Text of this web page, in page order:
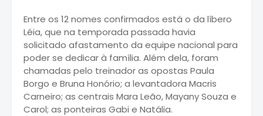
Entre os 12 nomes confirmados está o da líbero
Léia, que na temporada passada havia
solicitado afastamento da equipe nacional para
poder se dedicar à família. Além dela, foram
chamadas pelo treinador as opostas Paula
Borgo e Bruna Honório; a levantadora Macris
Carneiro; as centrais Mara Leão, Mayany Souza e
Carol; as ponteiras Gabi e Natália.